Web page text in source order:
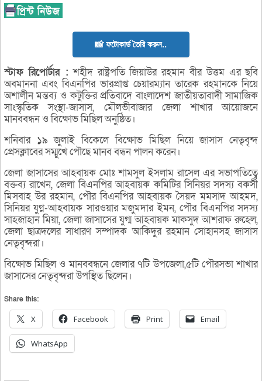
📸 ফটোকার্ড তৈরি করুন..
স্টাফরিপোর্টার : শহীদ রাষ্ট্রপতি জিয়াউর রহমান বীর উত্তম এর ছবি
অবমাননা এবং বিএনপির ভারপ্রাপ্ত চেয়ারম্যান তারেক রহমানকে নিয়ে
অশালীন মন্তব্য ও কটুক্তির প্রতিবাদে বাংলাদেশ জাতীয়তাবাদী সামাজিক
সাংস্কৃতিক সংস্থা-জাসাস, মৌলভীবাজার জেলা শাখার আয়োজনে
মানববন্ধন ও বিক্ষোভ মিছিল অনুষ্ঠিত।
শনিবার ১৯ জুলাই বিকেলে বিক্ষোভ মিছিল নিয়ে জাসাস নেতৃবৃন্দ
প্রেসক্লাবের সম্মুখে পৌছে মানব বন্ধন পালন করেন।
জেলা জাসাসের আহবায়ক মোঃ শামসুল ইসলাম রাসেল এর সভাপতিত্বে
বক্তব্য রাখেন, জেলা বিএনপির আহবায়ক কমিটির সিনিয়র সদস্য বকসী
মিসবাহ উর রহমান, পৌর বিএনপির আহবায়ক সৈয়দ মমসাদ আহমদ,
সিনিয়র যুগ্ন-আহবায়ক সারওয়ার মজুমদার ইমন, পৌর বিএনপির সদস্য
সাহজাহান মিয়া, জেলা জাসাসের যুগ্ম আহবায়ক মাকসুদ আশরাফ রুহেল,
জেলা ছাত্রদলের সাধারণ সম্পাদক আকিদুর রহমান সোহানসহ জাসাস
নেতৃবৃন্দরা।
বিক্ষোভ মিছিল ও মানববন্ধনে জেলার ৭টি উপজেলা,৫টি পৌরসভা শাখার
জাসাসের নেতৃবৃন্দরা উপস্থিত ছিলেন।
Share this:
X Facebook Print Email
WhatsApp